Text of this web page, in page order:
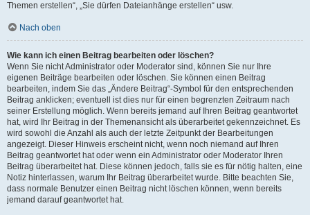
Themen erstellen“, „Sie dürfen Dateianhänge erstellen“ usw.
Nach oben
Wie kann ich einen Beitrag bearbeiten oder löschen?
Wenn Sie nicht Administrator oder Moderator sind, können Sie nur Ihre
eigenen Beiträge bearbeiten oder löschen. Sie können einen Beitrag
bearbeiten, indem Sie das „Ändere Beitrag“-Symbol für den entsprechenden
Beitrag anklicken; eventuell ist dies nur für einen begrenzten Zeitraum nach
seiner Erstellung möglich. Wenn bereits jemand auf Ihren Beitrag geantwortet
hat, wird Ihr Beitrag in der Themenansicht als überarbeitet gekennzeichnet. Es
wird sowohl die Anzahl als auch der letzte Zeitpunkt der Bearbeitungen
angezeigt. Dieser Hinweis erscheint nicht, wenn noch niemand auf Ihren
Beitrag geantwortet hat oder wenn ein Administrator oder Moderator Ihren
Beitrag überarbeitet hat. Diese können jedoch, falls sie es für nötig halten, eine
Notiz hinterlassen, warum Ihr Beitrag überarbeitet wurde. Bitte beachten Sie,
dass normale Benutzer einen Beitrag nicht löschen können, wenn bereits
jemand darauf geantwortet hat.